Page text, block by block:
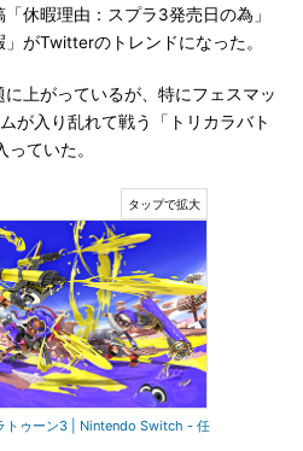
休暇理由：スプラ3発売日の為」
がTwitterのトレンドになった。
上がっているが、特にフェスマッ
が入り乱れて戦う「トリカラバト
ていた。
トゥーン3 | Nintendo Switch - 任